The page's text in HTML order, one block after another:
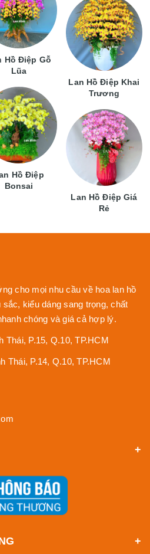
Hồ Điệp Gỗ
Lũa
Hồ Điệp
Bonsai
Lan Hồ Điệp Khai
Trương
Lan Hồ Điệp Giá
Rẻ
cho mọi nhu cầu về hoa lan hồ
kiểu dáng sang trọng, chất
chóng và giá cả hợp lý.
Thái, P.15, Q.10, TP.HCM
Thái, P.14, Q.10, TP.HCM